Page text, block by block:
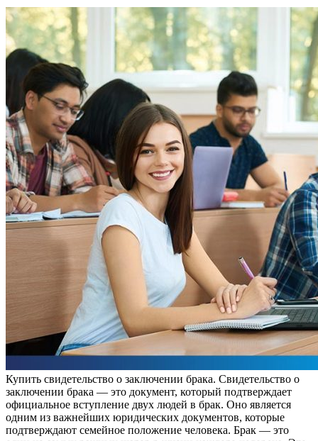
Купить свидeтeльствo o зaключeнии брака. Свидетельство о
заключении брака — это документ, который подтверждает
официальное вступление двух людей в брак. Оно является
одним из важнейших юридических документов, которые
подтверждают семейное положение человека. Брак — это